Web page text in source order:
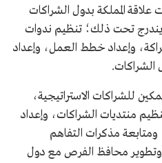
المملكة بدول الشراكات
تحت ذلك؛ تنظيم ندوات
وإعداد خطط العمل، وإعداد
الشراكات.
للشراكات الاستراتيجية،
منتديات الشراكات، وإعداد
ومتابعة مذكرات التفاهم
وتطوير محافظ الفرص مع دول